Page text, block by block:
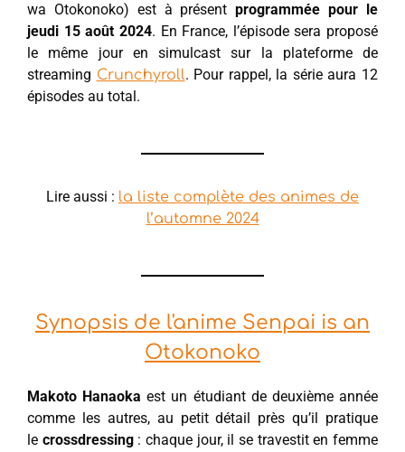
wa Otokonoko) est à présentprogrammée pour le
jeudi 15 août 2024. En France, l’épisode sera proposé
le même jour en simulcast sur la plateforme de
streaming Crunchyroll. Pour rappel, la série aura 12
épisodes au total.
Lire aussi : la liste complète des animes de
l’automne 2024
Synopsis de l'anime Senpai is an
Otokonoko
Makoto Hanaoka est un étudiant de deuxième année
comme les autres, au petit détail près qu’il pratique
le crossdressing : chaque jour, il se travestit en femme